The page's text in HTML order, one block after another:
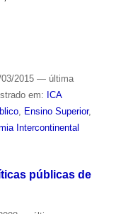
2015 — última
em: ICA
, Ensino Superior,
Intercontinental
públicas de